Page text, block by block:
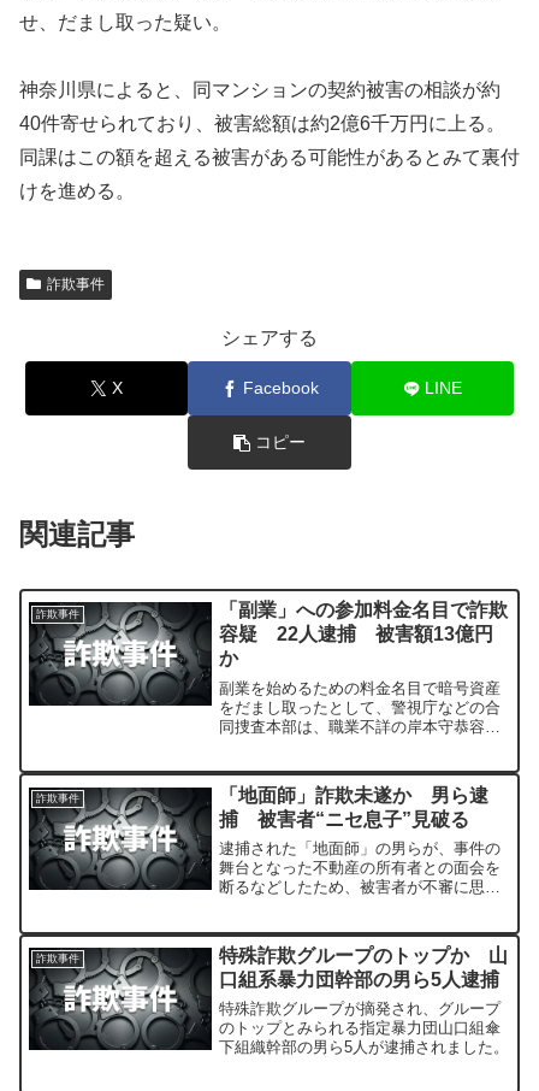
せ、だまし取った疑い。
神奈川県によると、同マンションの契約被害の相談が約
40件寄せられており、被害総額は約2億6千万円に上る。
同課はこの額を超える被害がある可能性があるとみて裏付
けを進める。
詐欺事件
シェアする
X Facebook LINE
コピー
関連記事
詐欺事件
「副業」への参加料金名目で詐欺
容疑 22人逮捕 被害額13億円
か
副業を始めるための料金名目で暗号資産
をだまし取ったとして、警視庁などの合
同捜査本部は、職業不詳の岸本守恭容疑
詐欺事件
「地面師」詐欺未遂か 男ら逮
捕 被害者“ニセ息子”見破る
逮捕された「地面師」の男らが、事件の
舞台となった不動産の所有者との面会を
断るなどしたため、被害者が不審に思
詐欺事件
特殊詐欺グループのトップか 山
口組系暴力団幹部の男ら5人逮捕
特殊詐欺グループが摘発され、グループ
のトップとみられる指定暴力団山口組傘
下組織幹部の男ら5人が逮捕されました。